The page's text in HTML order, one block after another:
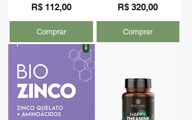
Preço
R$ 112,00
Comprar
Preço
R$ 320,00
Comprar